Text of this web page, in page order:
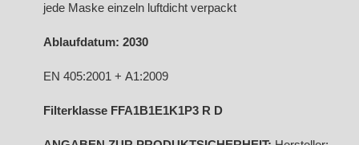
jede Maske einzeln luftdicht verpackt
Ablaufdatum: 2030
EN 405:2001 + A1:2009
Filterklasse FFA1B1E1K1P3 R D